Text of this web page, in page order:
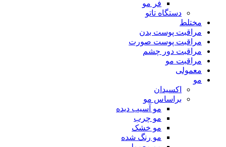
فر مو
دستگاه تاتو
مختلط
مراقبت پوست بدن
مراقبت پوست صورت
مراقبت دور چشم
مراقبت مو
معمولی
مو
اکسیدان
براساس مو
مو آسیب دیده
مو چرب
مو خشک
مو رنگ شده